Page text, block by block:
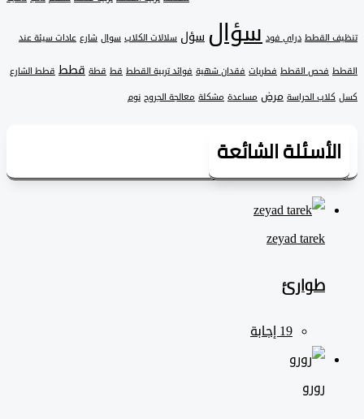
القطط دراي فود سؤالسؤل سلالات الكلاب سوال شارع عادات سيئة عند
فحص القطط فطريات فقدان شهية فوائد تربية القطط قط قطة قطط قطط الشارع
الحراسة مرض مساعدة مشكلة معالجة الجروح نوم
الشائعة
zeyad ‎tarek
طوارئ